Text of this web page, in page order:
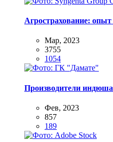
Агрострахование:
Мар, 2023
3755
1054
Производители
Фев, 2023
857
189